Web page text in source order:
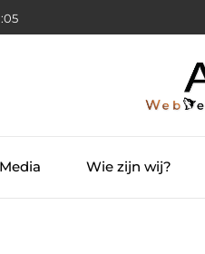
Wie zijn wij?